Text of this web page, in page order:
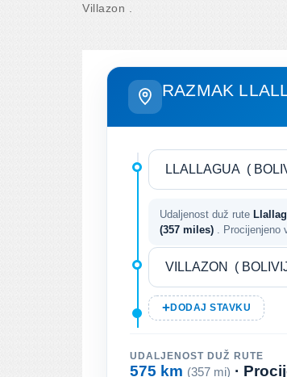
Villazon .
RAZMAK
Udaljenost duž rute
(357 miles)
.
DODAJ STAVKU
UDALJENOST DUŽ RUTE
575 km (357 mi) ·